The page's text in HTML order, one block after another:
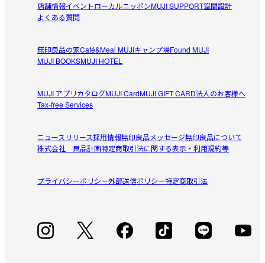
アヤママ
2026/07/31
袖丈が長めで嬉しい！
ので袖がいつも短いのですが此方の商品は長めで良かった
アヤママ
少し大きかった
かったかも。でも、秋に着るのが楽しみです。
参考になった（0人）
店舗情報イベントローカルニッポンMUJI SUPPORT空間設計
よくある質問
無印良品の家Café&Meal MUJIキャンプ場Found MUJI
MUJI BOOKSMUJI HOTEL
MUJI アプリカタログMUJI CardMUJI GIFT CARD法人のお客様へ
Tax-free Services
ニュースリリース採用情報無印良品メッセージ無印良品について
株式会社 良品計画特定商取引法に関する表示・利用規約等
プライバシーポリシー外部送信ポリシー特定商取引法